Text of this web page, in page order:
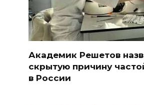
Академик Решетов
скрытую причину
в России